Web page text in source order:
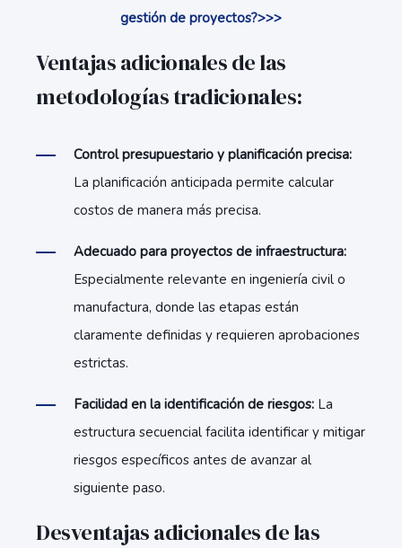
gestión de proyectos?>>>
Ventajas adicionales de las
metodologías tradicionales:
Control presupuestario y planificación precisa:
La planificación anticipada permite calcular
costos de manera más precisa.
Adecuado para proyectos de infraestructura:
Especialmente relevante en ingeniería civil o
manufactura, donde las etapas están
claramente definidas y requieren aprobaciones
estrictas.
Facilidad en la identificación de riesgos: La
estructura secuencial facilita identificar y mitigar
riesgos específicos antes de avanzar al
siguiente paso.
Desventajas adicionales de las